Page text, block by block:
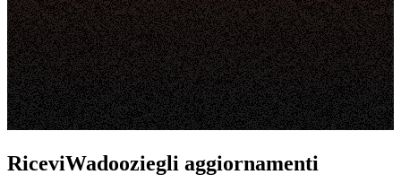
RiceviWadooziegli aggiornamenti